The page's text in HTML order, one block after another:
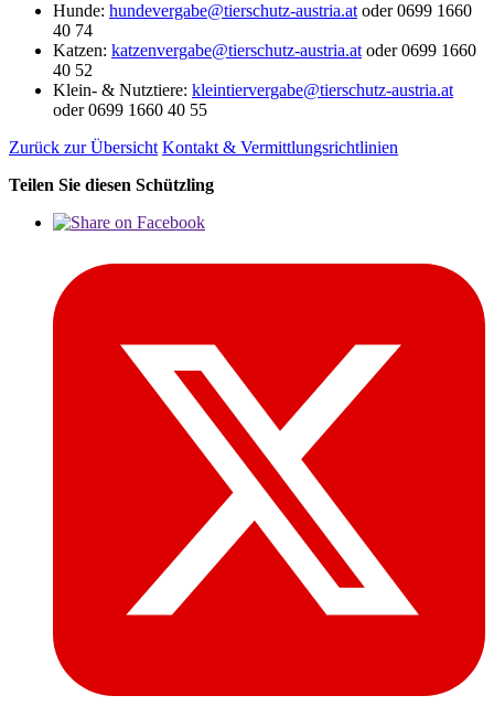
Hunde: hundevergabe@tierschutz-austria.at oder 0699 1660
40 74
Katzen: katzenvergabe@tierschutz-austria.at oder 0699 1660
40 52
Klein- & Nutztiere: kleintiervergabe@tierschutz-austria.at
oder 0699 1660 40 55
Zurück zur Übersicht Kontakt & Vermittlungsrichtlinien
Teilen Sie diesen Schützling